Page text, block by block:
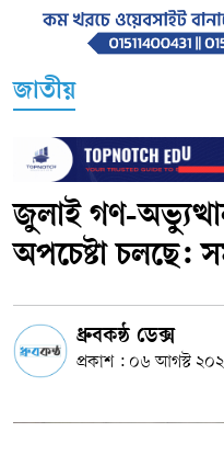
জাতীয়
জুলাই গণ-
অপচেষ্টা চলছে:
ধ্রুবকন্ঠ ডেক্স
প্রকাশ : ০৬ আগস্ট